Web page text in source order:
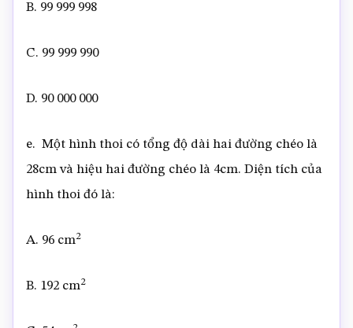
B. 99 999 998
C. 99 999 990
D. 90 000 000
e. Một hình thoi có tổng độ dài hai đường chéo là
28cm và hiệu hai đường chéo là 4cm. Diện tích của
hình thoi đó là:
A. 96 cm2
B. 192 cm2